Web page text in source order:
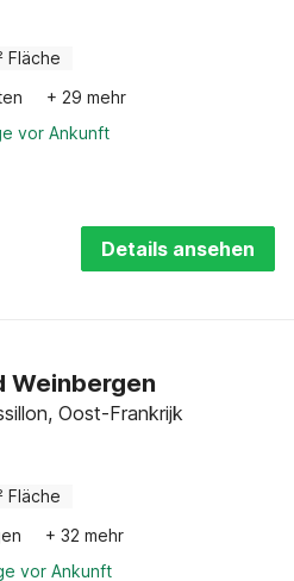
Fläche
+ 29 mehr
vor Ankunft
Details ansehen
Weinbergen
Oost-Frankrijk
Fläche
+ 32 mehr
vor Ankunft